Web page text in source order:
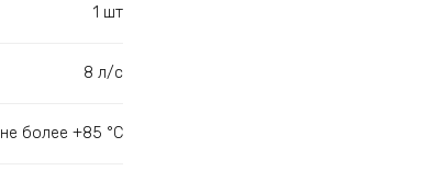
1 шт
8 л/с
не более +85 °С